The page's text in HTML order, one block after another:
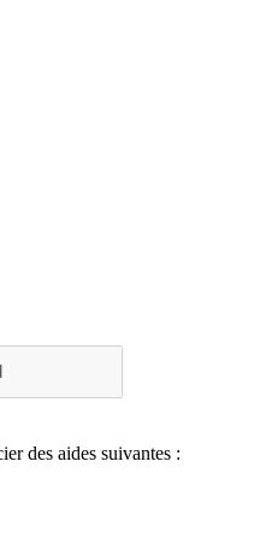
des aides suivantes :